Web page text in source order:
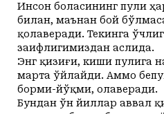
Инсон боласининг пули
билан, маънан бой
қолаверади. Текинга
заифлигимиздан аслида.
Энг қизиғи, киши пулига
марта ўйлайди. Аммо
борми-йўқми, олаверади.
Бундан ўн йиллар аввал